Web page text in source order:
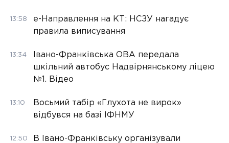
13:58
е-Направлення на КТ: НСЗУ нагадує
правила виписування
13:34
Івано-Франківська ОВА передала
шкільний автобус Надвірнянському ліцею
№1. Відео
13:10
Восьмий табір «Глухота не вирок»
відбувся на базі ІФНМУ
12:50
В Івано-Франківську організували